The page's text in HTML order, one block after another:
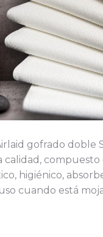
gofrado doble
calidad, compuesto
higiénico,
cuando está